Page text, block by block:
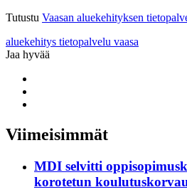
Tutustu Vaasan aluekehityksen
aluekehitys tietopalvelu vaasa
Jaa hyvää
twitter
Viimeisimmät
MDI selvitti
korotetun